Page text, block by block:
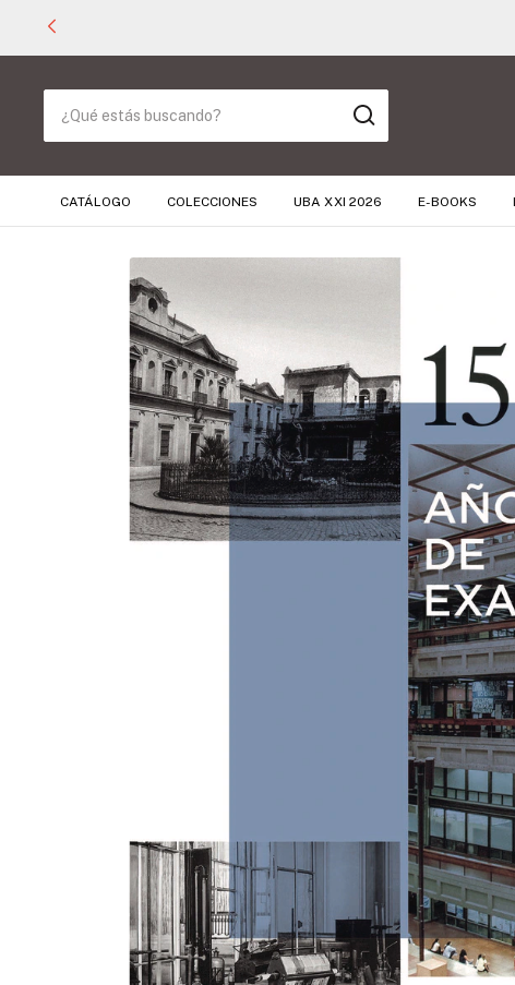
CATÁLOGO COLECCIONES UBA XXI 2026 E-BOOKS